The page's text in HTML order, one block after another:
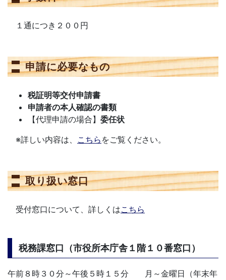
１通につき２００円
申請に必要なもの
税証明等交付申請書
申請者の本人確認の書類
【代理申請の場合】 委任状
※詳しい内容は、 こちら をご覧ください。
取り扱い窓口
受付窓口について、詳しくはこちら
税務課窓口（市役所本庁舎１階１０番窓口）
午前８時３０分～午後５時１５分 月～金曜日（年末年